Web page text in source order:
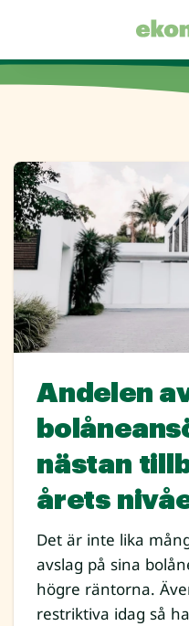
Andelen
nästan
årets
Det är inte lika
avslag på sina
högre räntorna.
restriktiva idag så